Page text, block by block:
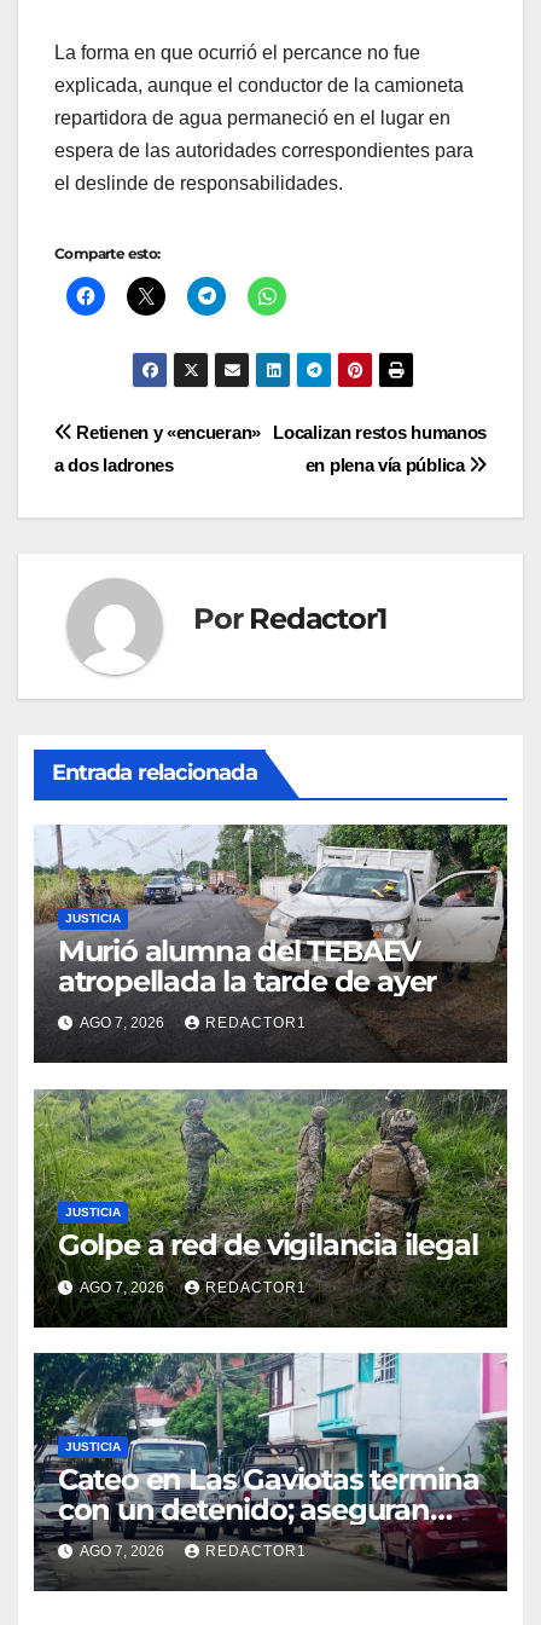
La forma en que ocurrió el percance no fue
explicada, aunque el conductor de la camioneta
repartidora de agua permaneció en el lugar en
espera de las autoridades correspondientes para
el deslinde de responsabilidades.
Comparte esto:
Navegación
Localizan restos humanos
en plena vía pública
Retienen y «encueran»
a dos ladrones
Por Redactor1
Entrada relacionada
JUSTICIA
Murió alumna del TEBAEV
atropellada la tarde de ayer
AGO 7, 2026 REDACTOR1
JUSTICIA
Golpe a red de vigilancia ilegal
AGO 7, 2026 REDACTOR1
JUSTICIA
Cateo en Las Gaviotas termina
con un detenido; aseguran
armas, presunta droga y un
automóvil
AGO 7, 2026 REDACTOR1